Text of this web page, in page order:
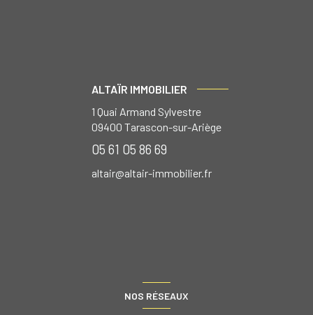
ALTAÏR IMMOBILIER
1 Quai Armand Sylvestre
09400 Tarascon-sur-Ariège
05 61 05 86 69
altair@altair-immobilier.fr
NOS RÉSEAUX